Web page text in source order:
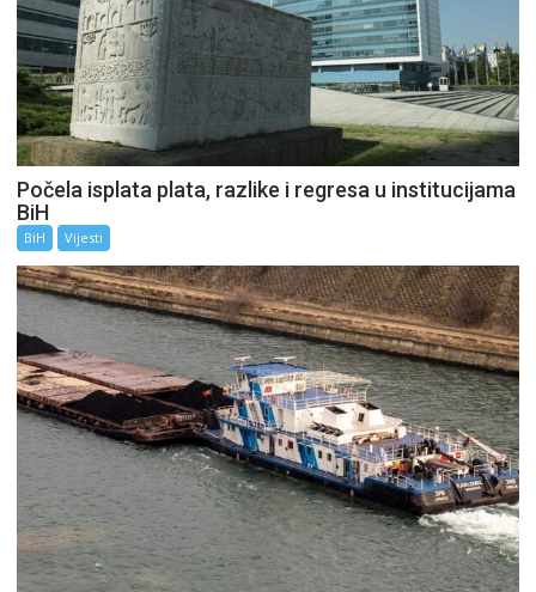
Počela isplata plata, razlike i regresa u institucijama
BiH
BiH Vijesti